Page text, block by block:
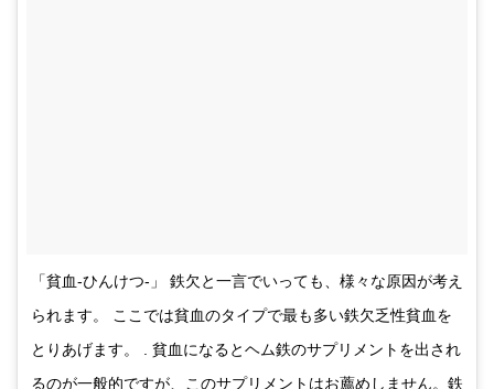
「貧血-ひんけつ-」 鉄欠と一言でいっても、様々な原因が考え
られます。 ここでは貧血のタイプで最も多い鉄欠乏性貧血を
とりあげます。 . 貧血になるとヘム鉄のサプリメントを出され
るのが一般的ですが、このサプリメントはお薦めしません。鉄